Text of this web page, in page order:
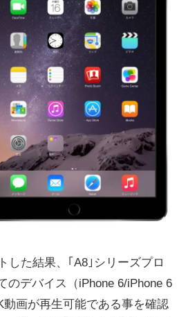
した結果、｢A8｣シリーズプロ
のデバイス（iPhone 6/iPhone 6
動画が再生可能である事を確認